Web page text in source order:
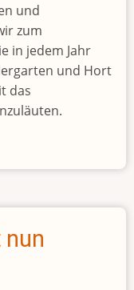
und
zum
in jedem Jahr
und Hort
das
nun